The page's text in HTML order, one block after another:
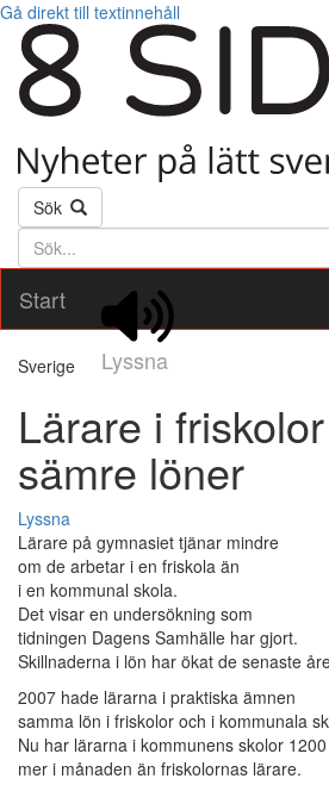
Gå direkt till textinnehåll
Sök
Söktext
Start
Lyssna
Sverige
Lärare i
sämre löner
Lyssna
Lärare på gymnasiet tjänar mindre
om de arbetar i en friskola än
i en kommunal skola.
Det visar en undersökning som
tidningen Dagens Samhälle har gjort.
Skillnaderna i lön har ökat de senaste
2007 hade lärarna i praktiska ämnen
samma lön i friskolor och i kommunala
Nu har lärarna i kommunens skolor
mer i månaden än friskolornas lärare.